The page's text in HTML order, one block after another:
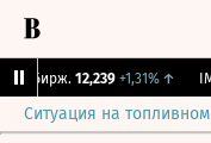
Бирж. 12,239 +1,31%↑
Ситуация на